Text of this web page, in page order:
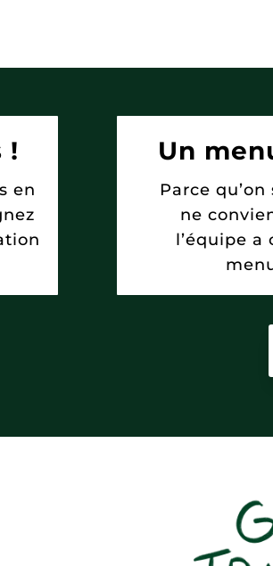
!
en
Un
Parce
ne
l’équipe